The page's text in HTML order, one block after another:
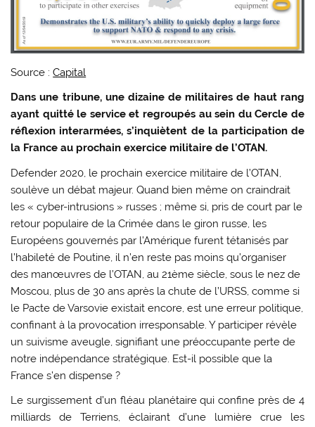
Source :Capital
Dans une tribune, une dizaine de militaires de haut rang
ayant quitté le service et regroupés au sein du Cercle de
réflexion interarmées, s’inquiètent de la participation de
la France au prochain exercice militaire de l’OTAN.
Defender 2020, le prochain exercice militaire de l’OTAN,
soulève un débat majeur. Quand bien même on craindrait
les « cyber-intrusions » russes ; même si, pris de court par le
retour populaire de la Crimée dans le giron russe, les
Européens gouvernés par l’Amérique furent tétanisés par
l’habileté de Poutine, il n’en reste pas moins qu’organiser
des manœuvres de l’OTAN, au 21ème siècle, sous le nez de
Moscou, plus de 30 ans après la chute de l’URSS, comme si
le Pacte de Varsovie existait encore, est une erreur politique,
confinant à la provocation irresponsable. Y participer révèle
un suivisme aveugle, signifiant une préoccupante perte de
notre indépendance stratégique. Est-il possible que la
France s’en dispense ?
Le surgissement d’un fléau planétaire qui confine près de 4
milliards de Terriens, éclairant d’une lumière crue les